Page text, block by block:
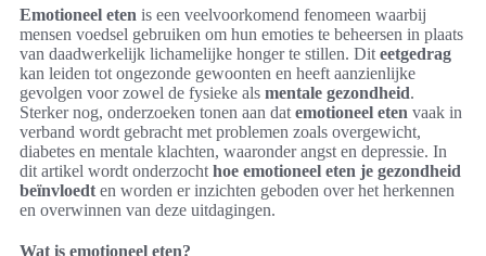
Emotioneel eten is een veelvoorkomend fenomeen waarbij
mensen voedsel gebruiken om hun emoties te beheersen in plaats
van daadwerkelijk lichamelijke honger te stillen. Dit eetgedrag
kan leiden tot ongezonde gewoonten en heeft aanzienlijke
gevolgen voor zowel de fysieke als mentale gezondheid.
Sterker nog, onderzoeken tonen aan dat emotioneel eten vaak in
verband wordt gebracht met problemen zoals overgewicht,
diabetes en mentale klachten, waaronder angst en depressie. In
dit artikel wordt onderzocht hoe emotioneel eten je gezondheid
beïnvloedt en worden er inzichten geboden over het herkennen
en overwinnen van deze uitdagingen.
Wat is emotioneel eten?